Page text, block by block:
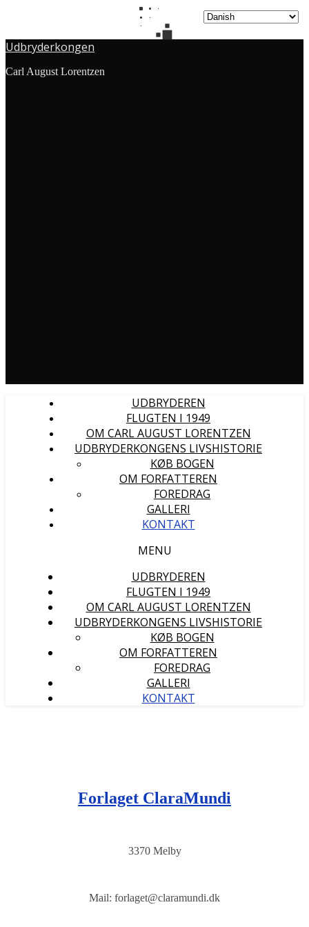
Udbryderkongen
Carl August Lorentzen
UDBRYDEREN
FLUGTEN I 1949
OM CARL AUGUST LORENTZEN
UDBRYDERKONGENS LIVSHISTORIE
KØB BOGEN
OM FORFATTEREN
FOREDRAG
GALLERI
KONTAKT
MENU
UDBRYDEREN
FLUGTEN I 1949
OM CARL AUGUST LORENTZEN
UDBRYDERKONGENS LIVSHISTORIE
KØB BOGEN
OM FORFATTEREN
FOREDRAG
GALLERI
KONTAKT
Forlaget ClaraMundi
3370 Melby
Mail: forlaget@claramundi.dk